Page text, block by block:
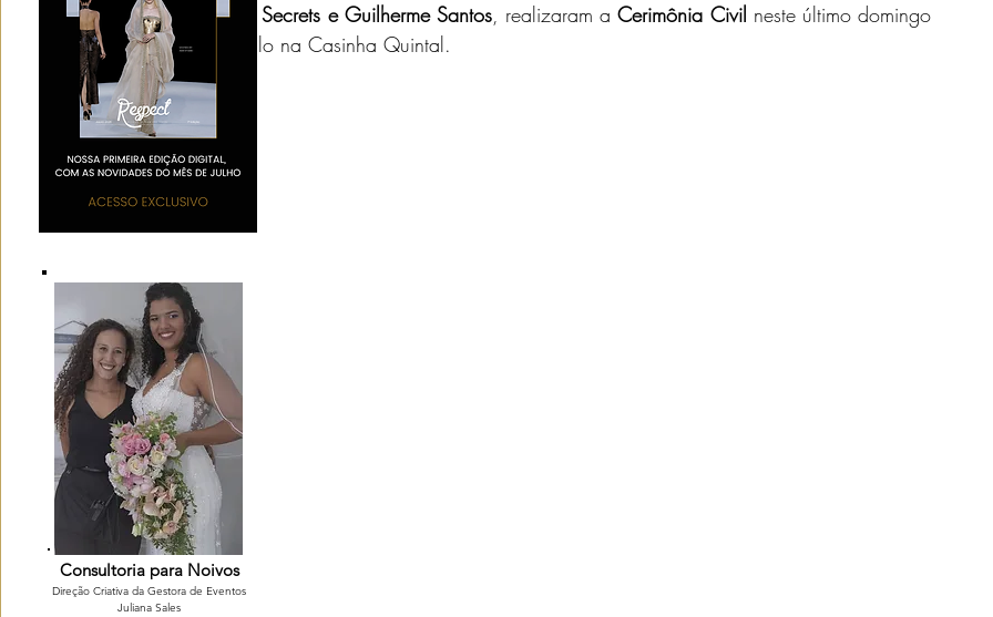
A youtuber Niina Secrets e Guilherme Santos, realizaram a Cerimônia Civil neste último domingo
(30), em São Paulo na Casinha Quintal.
Consultoria para Noivos
Direção Criativa da Gestora de Eventos
Juliana Sales